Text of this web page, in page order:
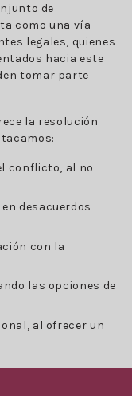
de
como una vía
legales, quienes
hacia este
tomar parte
la resolución
conflicto, al no
desacuerdos
con la
las opciones de
al ofrecer un